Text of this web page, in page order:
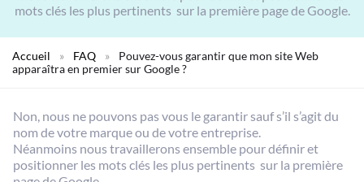
mots clés les plus pertinents sur la première page de Google.
Accueil » FAQ »
Pouvez-vous garantir que mon site Web
apparaîtra en premier sur Google ?
Non, nous ne pouvons pas vous le garantir sauf s’il s’agit du
nom de votre marque ou de votre entreprise.
Néanmoins nous travaillerons ensemble pour définir et
positionner les mots clés les plus pertinents sur la première